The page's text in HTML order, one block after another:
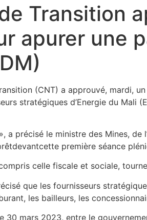
Transition
apurer une
(CNT) a approuvé, mardi,
stratégiques d’Energie du Mali
précisé le ministre des Mines, de
première séance
celle fiscale et sociale,
que les fournisseurs
les bailleurs, les
mars 2023, entre le